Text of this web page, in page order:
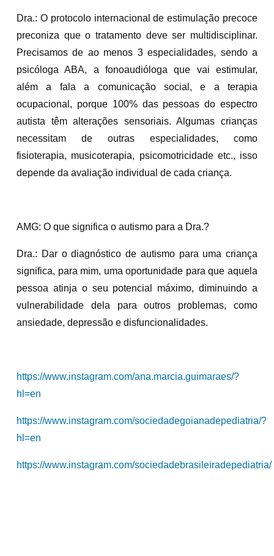
Dra.: O protocolo internacional de estimulação precoce
preconiza que o tratamento deve ser multidisciplinar.
Precisamos de ao menos 3 especialidades, sendo a
psicóloga ABA, a fonoaudióloga que vai estimular,
além a fala a comunicação social, e a terapia
ocupacional, porque 100% das pessoas do espectro
autista têm alterações sensoriais. Algumas crianças
necessitam de outras especialidades, como
fisioterapia, musicoterapia, psicomotricidade etc., isso
depende da avaliação individual de cada criança.
AMG: O que significa o autismo para a Dra.?
Dra.: Dar o diagnóstico de autismo para uma criança
significa, para mim, uma oportunidade para que aquela
pessoa atinja o seu potencial máximo, diminuindo a
vulnerabilidade dela para outros problemas, como
ansiedade, depressão e disfuncionalidades.
https://www.instagram.com/ana.marcia.guimaraes/?
hl=en
https://www.instagram.com/sociedadegoianadepediatria/?
hl=en
https://www.instagram.com/sociedadebrasileiradepediatria/